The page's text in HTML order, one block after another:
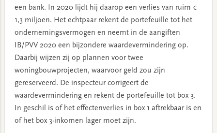
een bank. In 2020 lijdt hij daarop een verlies van ruim €
1,3 miljoen. Het echtpaar rekent de portefeuille tot het
ondernemingsvermogen en neemt in de aangiften
IB/PVV 2020 een bijzondere waardevermindering op.
Daarbij wijzen zij op plannen voor twee
woningbouwprojecten, waarvoor geld zou zijn
gereserveerd. De inspecteur corrigeert de
waardevermindering en rekent de portefeuille tot box 3.
In geschil is of het effectenverlies in box 1 aftrekbaar is en
of het box 3-inkomen lager moet zijn.